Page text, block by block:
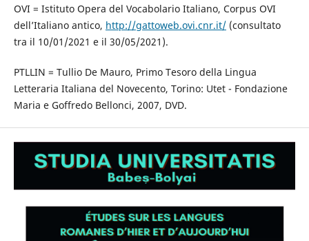
OVI = Istituto Opera del Vocabolario Italiano, Corpus OVI
dell’Italiano antico, http://gattoweb.ovi.cnr.it/(consultato
tra il 10/01/2021 e il 30/05/2021).
PTLLIN = Tullio De Mauro, Primo Tesoro della Lingua
Letteraria Italiana del Novecento, Torino: Utet - Fondazione
Maria e Goffredo Bellonci, 2007, DVD.